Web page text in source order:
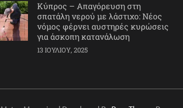
Κύπρος – Απαγόρευση στη
σπατάλη νερού με λάστιχο: Νέος
νόμος φέρνει αυστηρές κυρώσεις
για άσκοπη κατανάλωση
13 ΙΟΥΛΊΟΥ, 2025